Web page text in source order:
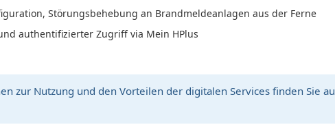
Störungsbehebung an Brandmeldeanlagen aus der Ferne
authentifizierter Zugriff via Mein HPlus
zur Nutzung und den Vorteilen der digitalen Services finden Sie